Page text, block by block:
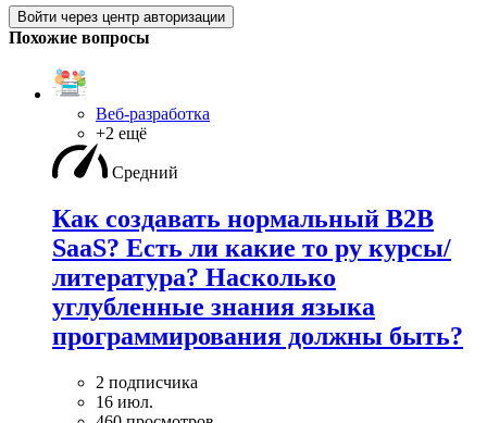
Войти через центр авторизации
Похожие вопросы
Веб-разработка
+2 ещё
Средний
Как создавать нормальный B2B
SaaS? Есть ли какие то ру курсы/
литература? Насколько
углубленные знания языка
программирования должны быть?
2 подписчика
16 июл.